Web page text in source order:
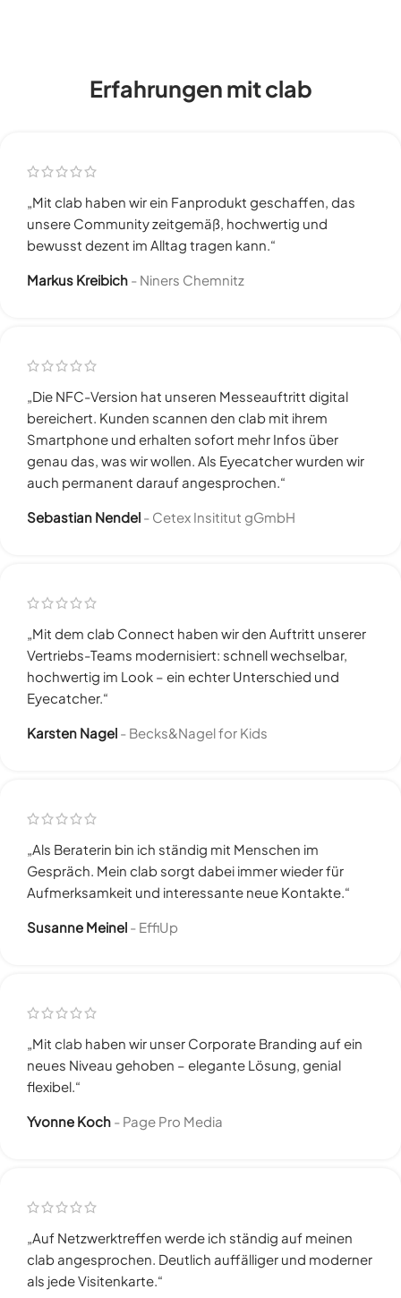
Erfahrungen mit clab
„Mit clab haben wir ein Fanprodukt geschaffen, das
unsere Community zeitgemäß, hochwertig und
bewusst dezent im Alltag tragen kann.“
Markus Kreibich Niners Chemnitz
„Die NFC-Version hat unseren Messeauftritt digital
bereichert. Kunden scannen den clab mit ihrem
Smartphone und erhalten sofort mehr Infos über
genau das, was wir wollen. Als Eyecatcher wurden wir
auch permanent darauf angesprochen.“
Sebastian Nendel Cetex Insititut gGmbH
„Mit dem clab Connect haben wir den Auftritt unserer
Vertriebs-Teams modernisiert: schnell wechselbar,
hochwertig im Look – ein echter Unterschied und
Eyecatcher.“
Karsten Nagel Becks&Nagel for Kids
„Als Beraterin bin ich ständig mit Menschen im
Gespräch. Mein clab sorgt dabei immer wieder für
Aufmerksamkeit und interessante neue Kontakte.“
Susanne Meinel EffiUp
„Mit clab haben wir unser Corporate Branding auf ein
neues Niveau gehoben – elegante Lösung, genial
flexibel.“
Yvonne Koch Page Pro Media
„Auf Netzwerktreffen werde ich ständig auf meinen
clab angesprochen. Deutlich auffälliger und moderner
als jede Visitenkarte.“